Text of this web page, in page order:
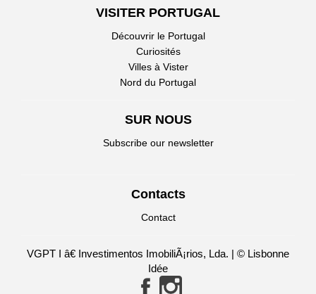
VISITER PORTUGAL
Découvrir le Portugal
Curiosités
Villes à Vister
Nord du Portugal
SUR NOUS
Subscribe our newsletter
Contacts
Contact
VGPT I â€ Investimentos ImobiliÃ¡rios, Lda. | © Lisbonne
Idée